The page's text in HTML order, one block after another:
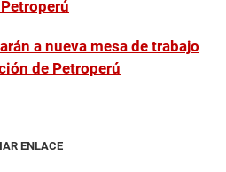
a nueva mesa de trabajo
de Petroperú
ENLACE